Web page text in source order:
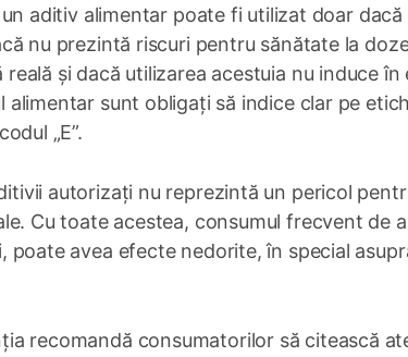
aditiv alimentar poate fi utilizat doar
nu prezintă riscuri pentru sănătate la
și dacă utilizarea acestuia nu induce
alimentar sunt obligați să indice clar pe
„E”.
autorizați nu reprezintă un pericol
Cu toate acestea, consumul frecvent de
poate avea efecte nedorite, în special
recomandă consumatorilor să citească